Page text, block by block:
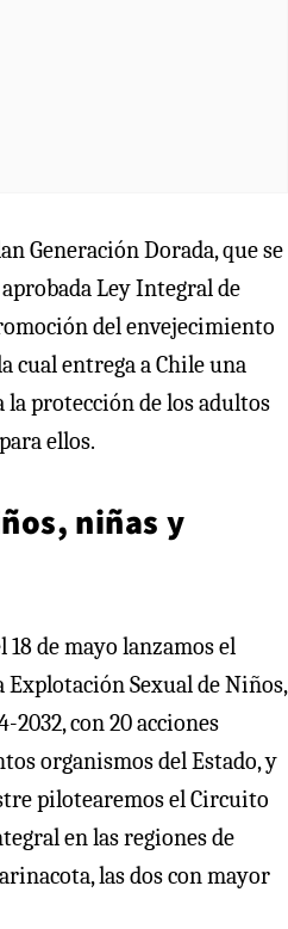
Generación Dorada, que se
Ley Integral de
del envejecimiento
cual entrega a Chile una
protección de los adultos
ellos.
niñas y
de mayo lanzamos el
Sexual de Niños,
2032, con 20 acciones
organismos del Estado, y
pilotearemos el Circuito
en las regiones de
las dos con mayor